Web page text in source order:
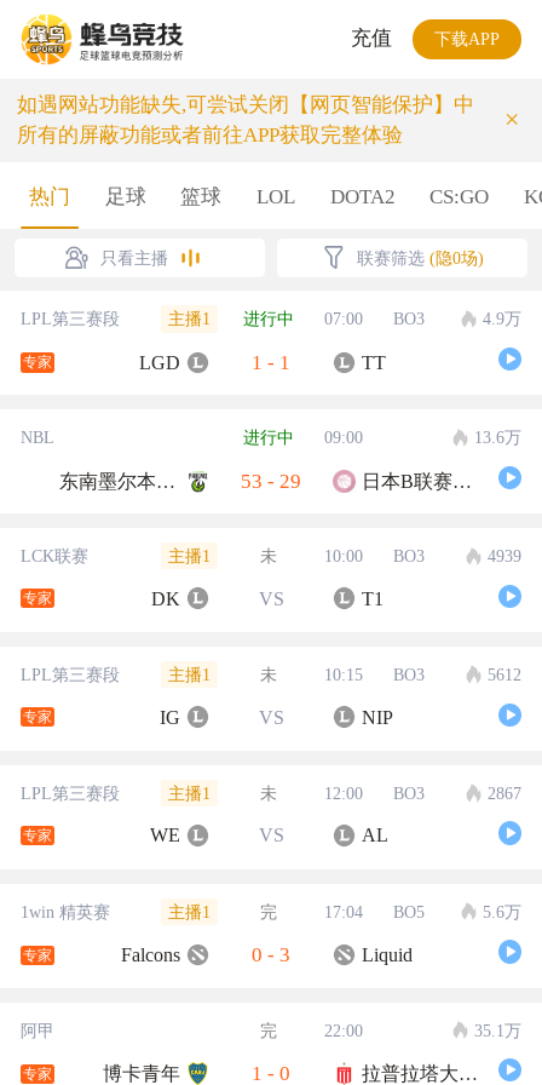
充值 下载APP
如遇网站功能缺失,可尝试关闭【网页智能保护】中
所有的屏蔽功能或者前往APP获取完整体验
×
热门 足球 篮球 LOL DOTA2 CS:GO
只看主播 联赛筛选 (隐0场)
LPL第三赛段 主播1 进行中 07:00 BO3 4.9万
专家 LGD 1 - 1 TT
NBL 进行中 09:00 13.6万
东南墨尔本凤凰 53 - 29 日本B联赛联队
LCK联赛 主播1 未 10:00 BO3 4939
专家 DK VS T1
LPL第三赛段 主播1 未 10:15 BO3 5612
专家 IG VS NIP
LPL第三赛段 主播1 未 12:00 BO3 2867
专家 WE VS AL
1win 精英赛 主播1 完 17:04 BO5 5.6万
专家 Falcons 0 - 3 Liquid
阿甲 完 22:00 35.1万
专家 博卡青年 1 - 0 拉普拉塔大学生